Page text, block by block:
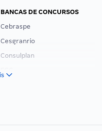
BANCAS DE CONCURSOS
Cebraspe
Cesgranrio
Consulplan